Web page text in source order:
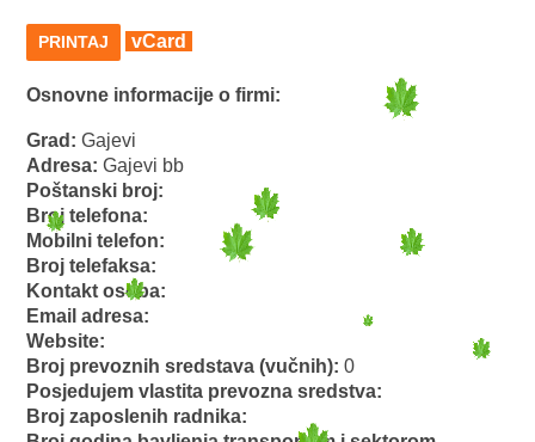
PRINTAJ vCard
Osnovne informacije o firmi:
Grad:Gajevi
Adresa:Gajevi bb
Poštanski broj:
Broj telefona:
Mobilni telefon:
Broj telefaksa:
Kontakt osoba:
Email adresa:
Website:
Broj prevoznih sredstava (vučnih):0
Posjedujem vlastita prevozna sredstva:
Broj zaposlenih radnika: